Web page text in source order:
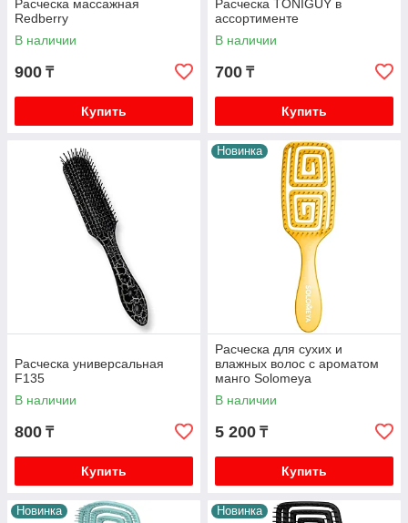
Расческа массажная
Redberry
В наличии
900 ₸
Купить
Расческа TONIGUY в
ассортименте
В наличии
700 ₸
Купить
Расческа универсальная
F135
В наличии
800 ₸
Купить
Новинка
Расческа для сухих и
влажных волос с ароматом
манго Solomeya
В наличии
5 200 ₸
Купить
Новинка Новинка